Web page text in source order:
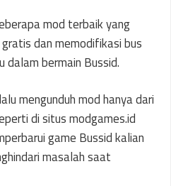
mod terbaik yang
dan memodifikasi bus
dalam bermain Bussid.
mengunduh mod hanya dari
di situs modgames.id
game Bussid kalian
masalah saat